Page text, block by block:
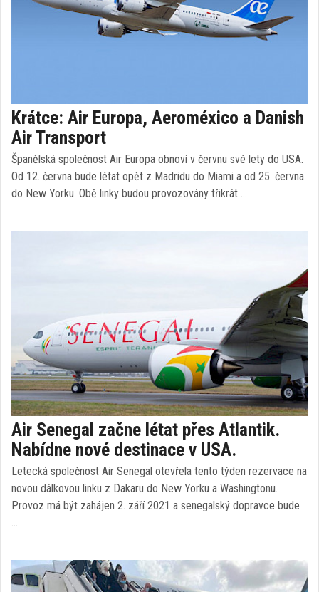
Krátce: Air Europa, Aeroméxico a Danish
Air Transport
Španělská společnost Air Europa obnoví v červnu své lety do USA.
Od 12. června bude létat opět z Madridu do Miami a od 25. června
do New Yorku. Obě linky budou provozovány třikrát …
Air Senegal začne létat přes Atlantik.
Nabídne nové destinace v USA.
Letecká společnost Air Senegal otevřela tento týden rezervace na
novou dálkovou linku z Dakaru do New Yorku a Washingtonu.
Provoz má být zahájen 2. září 2021 a senegalský dopravce bude
…